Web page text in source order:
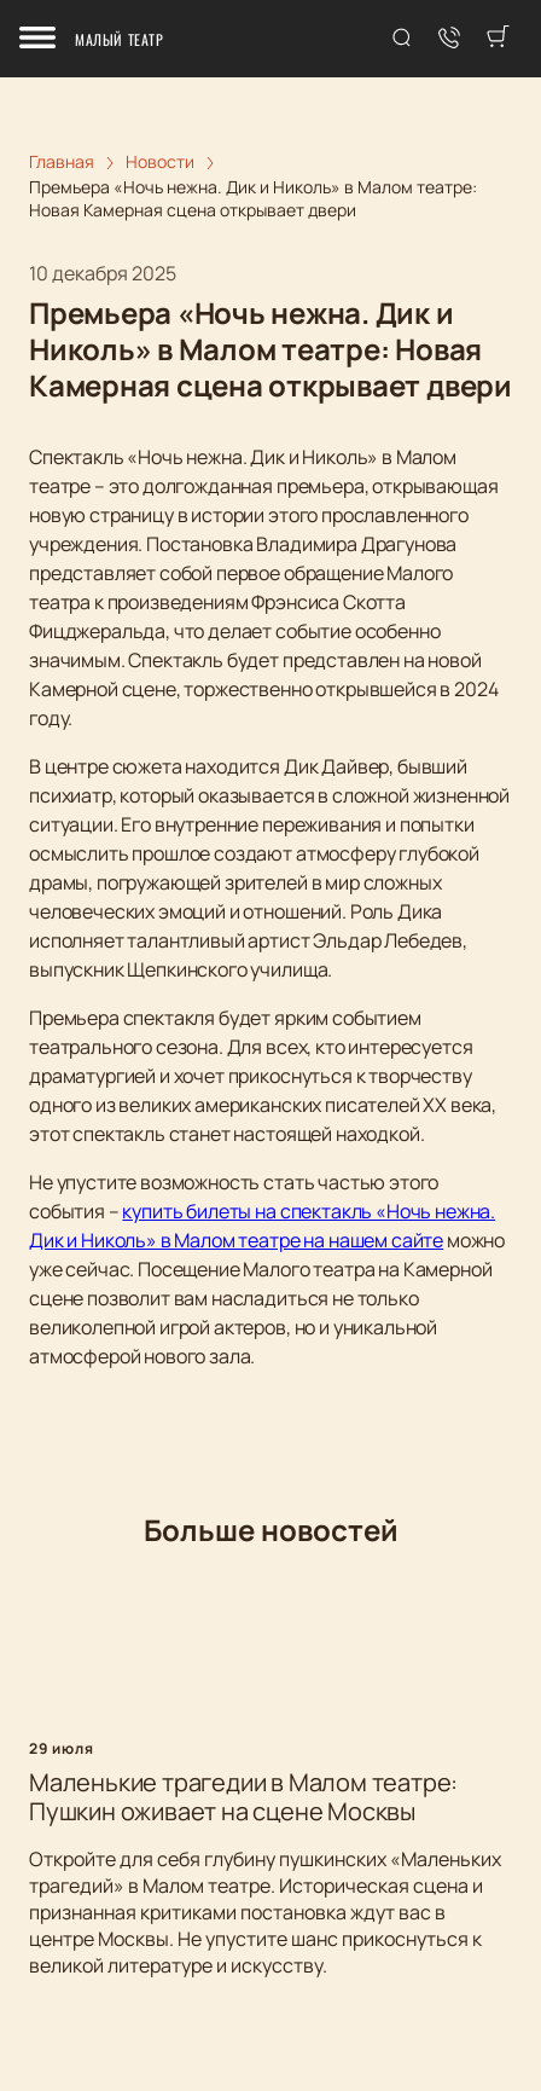
МАЛЫЙ ТЕАТР
Главная
Новости
Премьера «Ночь нежна. Дик и Николь» в Малом театре:
Новая Камерная сцена открывает двери
10 декабря 2025
Премьера «Ночь нежна. Дик и
Николь» в Малом театре: Новая
Камерная сцена открывает двери
Спектакль «Ночь нежна. Дик и Николь» в Малом
театре – это долгожданная премьера, открывающая
новую страницу в истории этого прославленного
учреждения. Постановка Владимира Драгунова
представляет собой первое обращение Малого
театра к произведениям Фрэнсиса Скотта
Фицджеральда, что делает событие особенно
значимым. Спектакль будет представлен на новой
Камерной сцене, торжественно открывшейся в 2024
году.
В центре сюжета находится Дик Дайвер, бывший
психиатр, который оказывается в сложной жизненной
ситуации. Его внутренние переживания и попытки
осмыслить прошлое создают атмосферу глубокой
драмы, погружающей зрителей в мир сложных
человеческих эмоций и отношений. Роль Дика
исполняет талантливый артист Эльдар Лебедев,
выпускник Щепкинского училища.
Премьера спектакля будет ярким событием
театрального сезона. Для всех, кто интересуется
драматургией и хочет прикоснуться к творчеству
одного из великих американских писателей XX века,
этот спектакль станет настоящей находкой.
Не упустите возможность стать частью этого
события –купить билеты на спектакль «Ночь нежна.
Дик и Николь» в Малом театре на нашем сайтеможно
уже сейчас. Посещение Малого театра на Камерной
сцене позволит вам насладиться не только
великолепной игрой актеров, но и уникальной
атмосферой нового зала.
Больше новостей
29 июля
Маленькие трагедии в Малом театре:
Пушкин оживает на сцене Москвы
Откройте для себя глубину пушкинских «Маленьких
трагедий» в Малом театре. Историческая сцена и
признанная критиками постановка ждут вас в
центре Москвы. Не упустите шанс прикоснуться к
великой литературе и искусству.